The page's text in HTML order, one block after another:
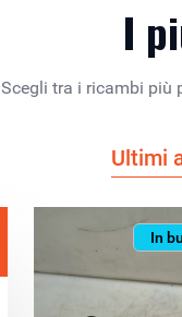
I
Scegli tra i ricambi più
Ultimi
In